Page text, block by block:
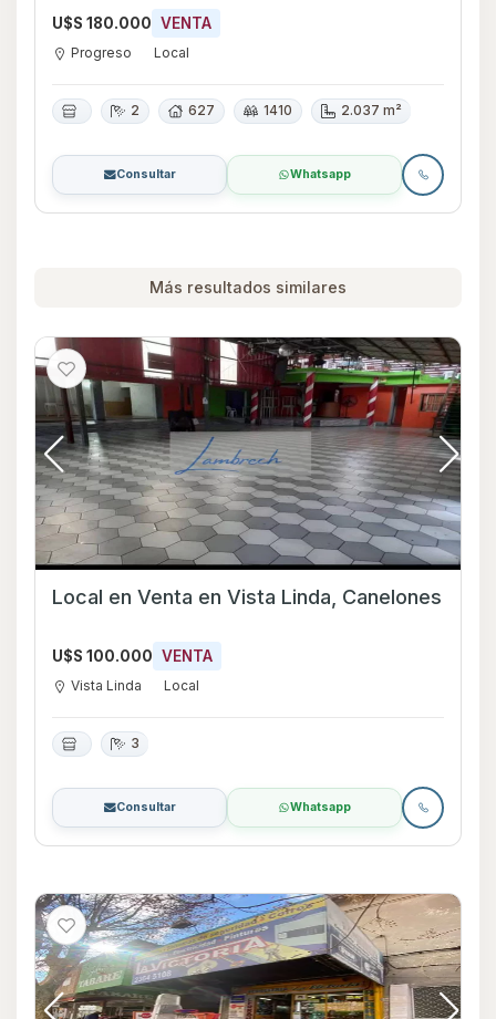
U$S 180.000 VENTA
Progreso Local
2 627 1410 2.037 m²
Consultar Whatsapp
Más resultados similares
Local en Venta en Vista Linda, Canelones
U$S 100.000 VENTA
Vista Linda Local
3
Consultar Whatsapp